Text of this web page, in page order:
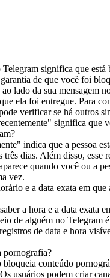
significa que está
de que você foi
lado da sua mensagem
ela foi entregue. Para
verificar se há outros
significa que
indica que a pessoa
dias. Além disso, esse
quando você ou a
vez.
e a data exata em que
a hora e a data exata
de alguém no Telegram
de data e hora
pornografia?
bloqueia conteúdo
usuários podem criar